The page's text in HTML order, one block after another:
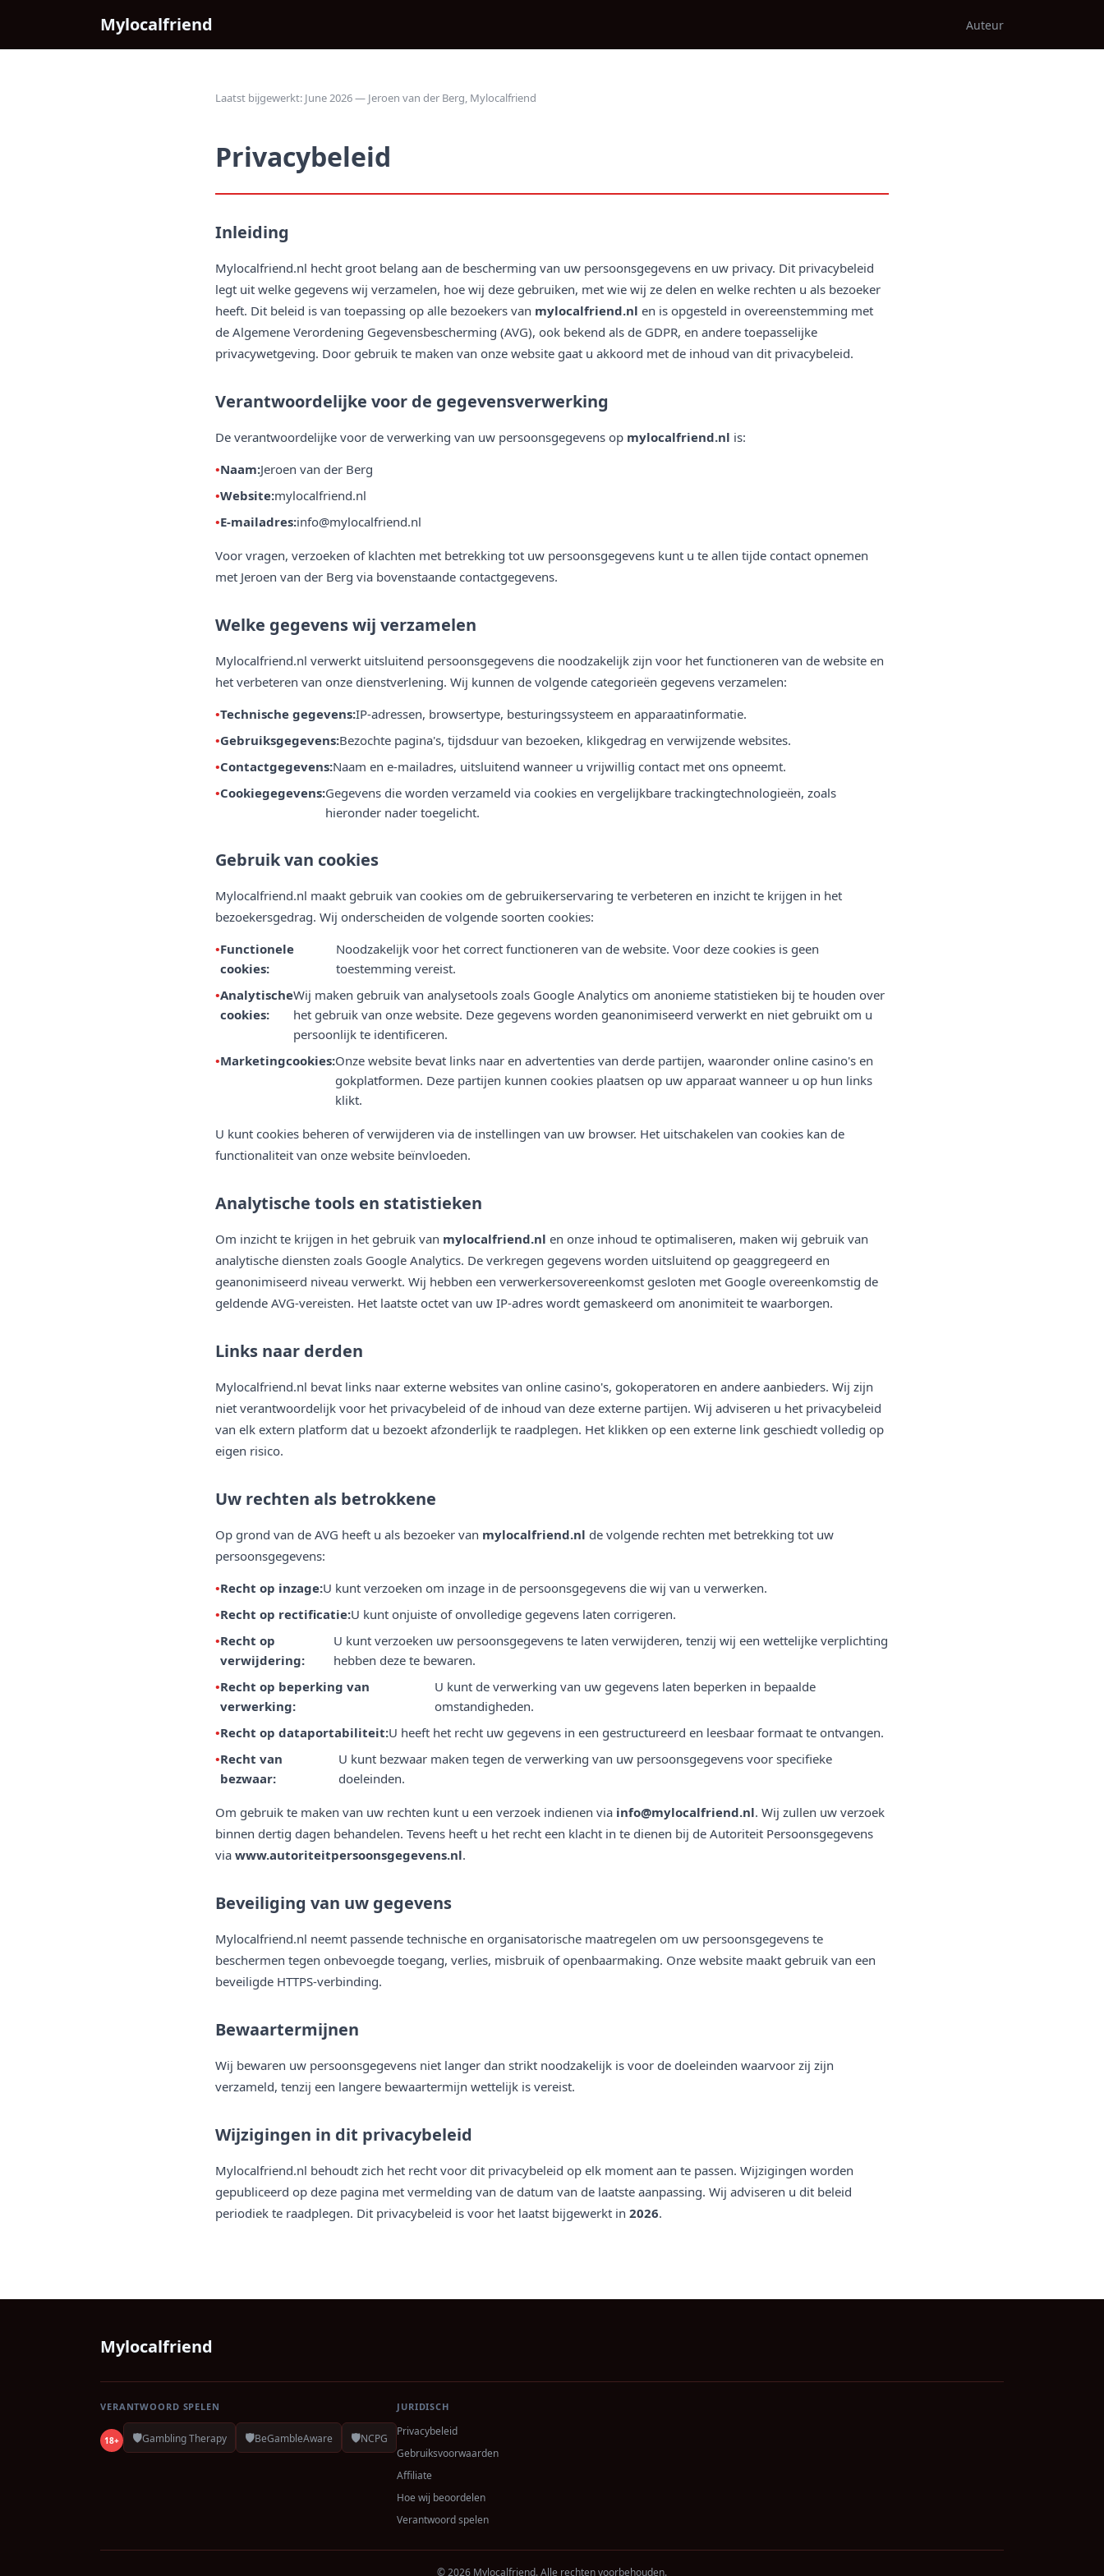
Mylocalfriend Auteur
Laatst bijgewerkt: June 2026 — Jeroen van der Berg, Mylocalfriend
Privacybeleid
Inleiding
Mylocalfriend.nl hecht groot belang aan de bescherming van uw persoonsgegevens en uw privacy. Dit privacybeleid
legt uit welke gegevens wij verzamelen, hoe wij deze gebruiken, met wie wij ze delen en welke rechten u als bezoeker
heeft. Dit beleid is van toepassing op alle bezoekers van mylocalfriend.nl en is opgesteld in overeenstemming met
de Algemene Verordening Gegevensbescherming (AVG), ook bekend als de GDPR, en andere toepasselijke
privacywetgeving. Door gebruik te maken van onze website gaat u akkoord met de inhoud van dit privacybeleid.
Verantwoordelijke voor de gegevensverwerking
De verantwoordelijke voor de verwerking van uw persoonsgegevens op mylocalfriend.nl is:
Naam:Jeroen van der Berg
Website:mylocalfriend.nl
E-mailadres:info@mylocalfriend.nl
Voor vragen, verzoeken of klachten met betrekking tot uw persoonsgegevens kunt u te allen tijde contact opnemen
met Jeroen van der Berg via bovenstaande contactgegevens.
Welke gegevens wij verzamelen
Mylocalfriend.nl verwerkt uitsluitend persoonsgegevens die noodzakelijk zijn voor het functioneren van de website en
het verbeteren van onze dienstverlening. Wij kunnen de volgende categorieën gegevens verzamelen:
Technische gegevens:IP-adressen, browsertype, besturingssysteem en apparaatinformatie.
Gebruiksgegevens:Bezochte pagina's, tijdsduur van bezoeken, klikgedrag en verwijzende websites.
Contactgegevens:Naam en e-mailadres, uitsluitend wanneer u vrijwillig contact met ons opneemt.
Cookiegegevens:Gegevens die worden verzameld via cookies en vergelijkbare trackingtechnologieën, zoals
hieronder nader toegelicht.
Gebruik van cookies
Mylocalfriend.nl maakt gebruik van cookies om de gebruikerservaring te verbeteren en inzicht te krijgen in het
bezoekersgedrag. Wij onderscheiden de volgende soorten cookies:
Functionele
cookies:
Noodzakelijk voor het correct functioneren van de website. Voor deze cookies is geen
toestemming vereist.
Analytische
cookies:
Wij maken gebruik van analysetools zoals Google Analytics om anonieme statistieken bij te houden over
het gebruik van onze website. Deze gegevens worden geanonimiseerd verwerkt en niet gebruikt om u
persoonlijk te identificeren.
Marketingcookies:Onze website bevat links naar en advertenties van derde partijen, waaronder online casino's en
gokplatformen. Deze partijen kunnen cookies plaatsen op uw apparaat wanneer u op hun links
klikt.
U kunt cookies beheren of verwijderen via de instellingen van uw browser. Het uitschakelen van cookies kan de
functionaliteit van onze website beïnvloeden.
Analytische tools en statistieken
Om inzicht te krijgen in het gebruik van mylocalfriend.nl en onze inhoud te optimaliseren, maken wij gebruik van
analytische diensten zoals Google Analytics. De verkregen gegevens worden uitsluitend op geaggregeerd en
geanonimiseerd niveau verwerkt. Wij hebben een verwerkersovereenkomst gesloten met Google overeenkomstig de
geldende AVG-vereisten. Het laatste octet van uw IP-adres wordt gemaskeerd om anonimiteit te waarborgen.
Links naar derden
Mylocalfriend.nl bevat links naar externe websites van online casino's, gokoperatoren en andere aanbieders. Wij zijn
niet verantwoordelijk voor het privacybeleid of de inhoud van deze externe partijen. Wij adviseren u het privacybeleid
van elk extern platform dat u bezoekt afzonderlijk te raadplegen. Het klikken op een externe link geschiedt volledig op
eigen risico.
Uw rechten als betrokkene
Op grond van de AVG heeft u als bezoeker van mylocalfriend.nl de volgende rechten met betrekking tot uw
persoonsgegevens:
Recht op inzage:U kunt verzoeken om inzage in de persoonsgegevens die wij van u verwerken.
Recht op rectificatie:U kunt onjuiste of onvolledige gegevens laten corrigeren.
Recht op
verwijdering:
U kunt verzoeken uw persoonsgegevens te laten verwijderen, tenzij wij een wettelijke verplichting
hebben deze te bewaren.
Recht op beperking van
verwerking:
U kunt de verwerking van uw gegevens laten beperken in bepaalde
omstandigheden.
Recht op dataportabiliteit:U heeft het recht uw gegevens in een gestructureerd en leesbaar formaat te ontvangen.
Recht van
bezwaar:
U kunt bezwaar maken tegen de verwerking van uw persoonsgegevens voor specifieke
doeleinden.
Om gebruik te maken van uw rechten kunt u een verzoek indienen via info@mylocalfriend.nl. Wij zullen uw verzoek
binnen dertig dagen behandelen. Tevens heeft u het recht een klacht in te dienen bij de Autoriteit Persoonsgegevens
via www.autoriteitpersoonsgegevens.nl.
Beveiliging van uw gegevens
Mylocalfriend.nl neemt passende technische en organisatorische maatregelen om uw persoonsgegevens te
beschermen tegen onbevoegde toegang, verlies, misbruik of openbaarmaking. Onze website maakt gebruik van een
beveiligde HTTPS-verbinding.
Bewaartermijnen
Wij bewaren uw persoonsgegevens niet langer dan strikt noodzakelijk is voor de doeleinden waarvoor zij zijn
verzameld, tenzij een langere bewaartermijn wettelijk is vereist.
Wijzigingen in dit privacybeleid
Mylocalfriend.nl behoudt zich het recht voor dit privacybeleid op elk moment aan te passen. Wijzigingen worden
gepubliceerd op deze pagina met vermelding van de datum van de laatste aanpassing. Wij adviseren u dit beleid
periodiek te raadplegen. Dit privacybeleid is voor het laatst bijgewerkt in 2026.
Mylocalfriend
VERANTWOORD SPELEN
18+ 🛡️Gambling Therapy 🛡️BeGambleAware 🛡️NCPG
JURIDISCH
Privacybeleid
Gebruiksvoorwaarden
Affiliate
Hoe wij beoordelen
Verantwoord spelen
© 2026 Mylocalfriend. Alle rechten voorbehouden.